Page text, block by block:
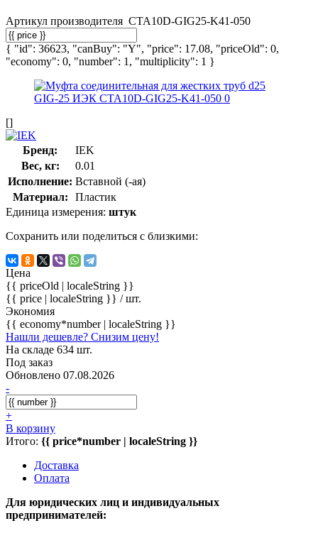
Артикул производителя CTA10D-GIG25-K41-050
{ "id": 36623, "canBuy": "Y", "price": 17.08, "priceOld": 0,
"economy": 0, "number": 1, "multiplicity": 1 }
[]
Бренд:
IEK
Вес, кг:
0.01
Исполнение: Вставной (-ая)
Материал:
Пластик
Единица измерения: штук
Сохранить или поделиться с близкими:
Цена
{{ priceOld | localeString }}
{{ price | localeString }} / шт.
Экономия
{{ economy*number | localeString }}
Нашли дешевле? Снизим цену!
На складе 634 шт.
Под заказ
Обновлено 07.08.2026
-
+
В корзину
Итого: {{ price*number | localeString }}
Доставка
Оплата
Для юридических лиц и индивидуальных
предпринимателей: